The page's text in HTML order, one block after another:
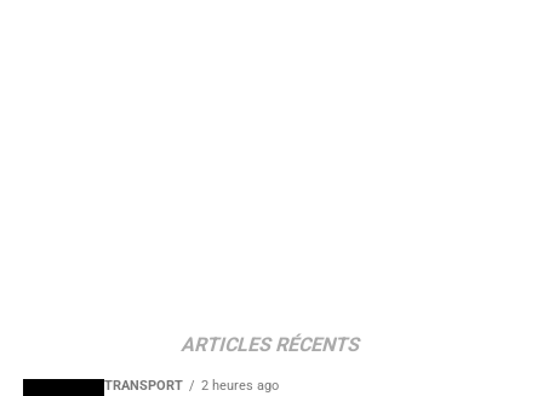
ARTICLES RÉCENTS
TRANSPORT 2 heures ago